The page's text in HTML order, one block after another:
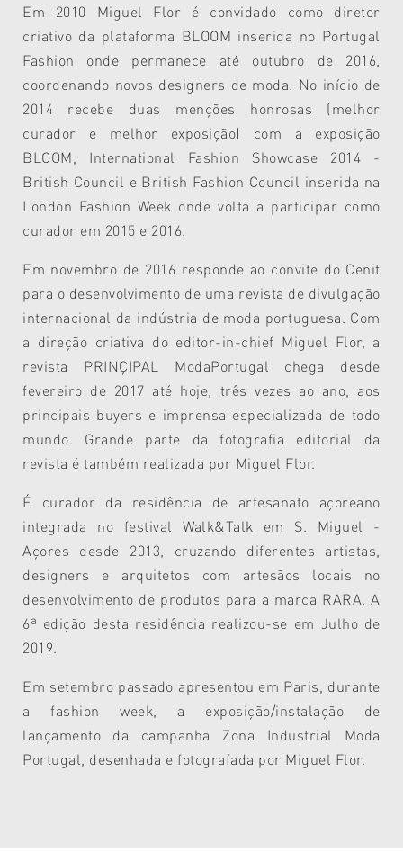
Em 2010 Miguel Flor é convidado como diretor
criativo da plataforma BLOOM inserida no Portugal
Fashion onde permanece até outubro de 2016,
coordenando novos designers de moda. No início de
2014 recebe duas menções honrosas (melhor
curador e melhor exposição) com a exposição
BLOOM, International Fashion Showcase 2014 -
British Council e British Fashion Council inserida na
London Fashion Week onde volta a participar como
curador em 2015 e 2016.
Em novembro de 2016 responde ao convite do Cenit
para o desenvolvimento de uma revista de divulgação
internacional da indústria de moda portuguesa. Com
a direção criativa do editor-in-chief Miguel Flor, a
revista PRINÇIPAL ModaPortugal chega desde
fevereiro de 2017 até hoje, três vezes ao ano, aos
principais buyers e imprensa especializada de todo
mundo. Grande parte da fotografia editorial da
revista é também realizada por Miguel Flor.
É curador da residência de artesanato açoreano
integrada no festival Walk&Talk em S. Miguel -
Açores desde 2013, cruzando diferentes artistas,
designers e arquitetos com artesãos locais no
desenvolvimento de produtos para a marca RARA. A
6ª edição desta residência realizou-se em Julho de
2019.
Em setembro passado apresentou em Paris, durante
a fashion week, a exposição/instalação de
lançamento da campanha Zona Industrial Moda
Portugal, desenhada e fotografada por Miguel Flor.